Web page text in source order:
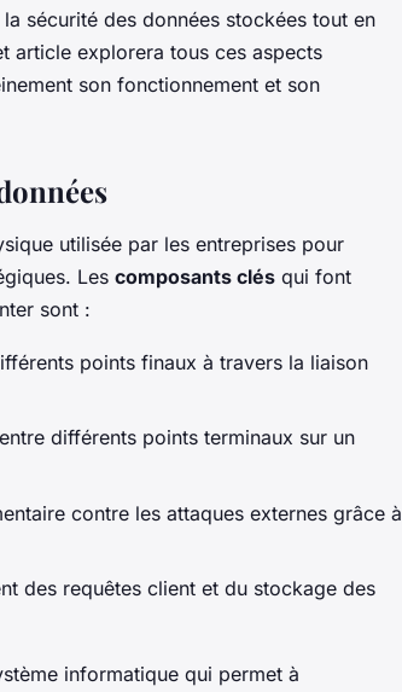
sécurité des données stockées tout en
article explorera tous ces aspects
son fonctionnement et son
utilisée par les entreprises pour
Les composants clés qui font
sont :
points finaux à travers la liaison
différents points terminaux sur un
contre les attaques externes grâce à
des requêtes client et du stockage des
informatique qui permet à